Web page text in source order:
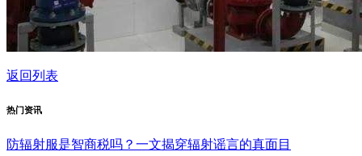
返回列表
热门资讯
防辐射服是智商税吗？一文揭穿辐射谣言的真面目